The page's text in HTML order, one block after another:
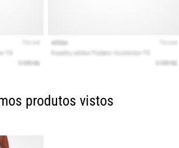
produtos vistos